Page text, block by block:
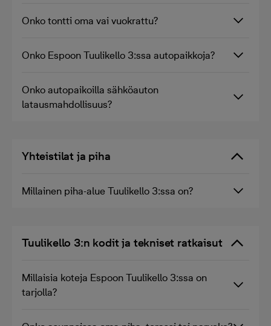
Onko tontti oma vai vuokrattu?
Onko Espoon Tuulikello 3:ssa autopaikkoja?
Onko autopaikoilla sähköauton
latausmahdollisuus?
Yhteistilat ja piha
Millainen piha-alue Tuulikello 3:ssa on?
Tuulikello 3:n kodit ja tekniset ratkaisut
Millaisia koteja Espoon Tuulikello 3:ssa on
tarjolla?